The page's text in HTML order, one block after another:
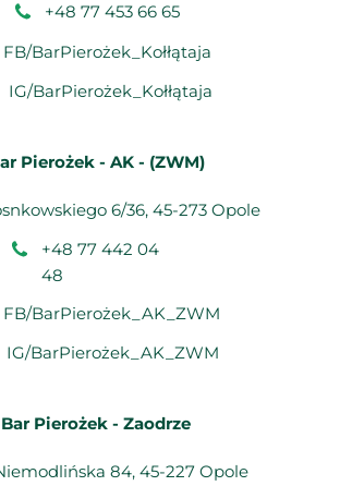
84, 45-227 Opole
Bar Pierożek - Zaodrze
IG/BarPierożek_AK_ZWM
FB/BarPierożek_AK_ZWM
+48 77 442 04
48
6/36, 45-273 Opole
Pierożek - AK - (ZWM)
IG/BarPierożek_Kołłątaja
FB/BarPierożek_Kołłątaja
+48 77 453 66 65